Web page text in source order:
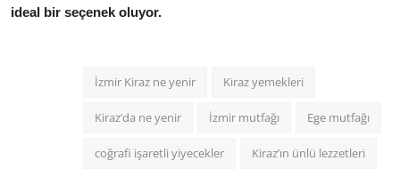
ideal bir seçenek oluyor.
İzmir Kiraz ne yenir Kiraz yemekleri
Kiraz’da ne yenir İzmir mutfağı Ege mutfağı
coğrafi işaretli yiyecekler Kiraz’ın ünlü lezzetleri